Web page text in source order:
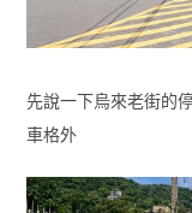
先說一下烏來老街的
車格外